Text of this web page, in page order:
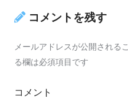
コメントを残す
メールアドレスが公開される
る欄は必須項目です
コメント